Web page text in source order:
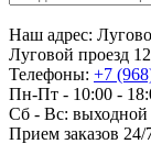
Наш адрес:
Луговой проезд
Телефоны: +7
Пн-Пт - 10:00 -
Сб - Вс: выходной
Прием заказов 24/